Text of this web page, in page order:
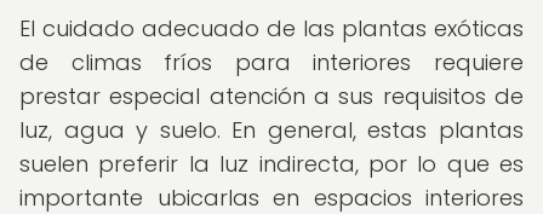
El cuidado adecuado de las plantas exóticas
de climas fríos para interiores requiere
prestar especial atención a sus requisitos de
luz, agua y suelo. En general, estas plantas
suelen preferir la luz indirecta, por lo que es
importante ubicarlas en espacios interiores